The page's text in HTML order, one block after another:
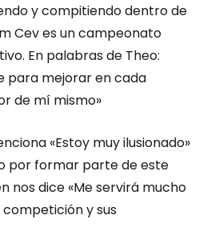
y compitiendo dentro de
Cev es un campeonato
En palabras de Theo:
para mejorar en cada
de mí mismo»
«Estoy muy ilusionado»
por formar parte de este
nos dice «Me servirá mucho
y sus